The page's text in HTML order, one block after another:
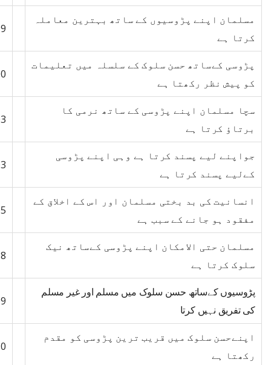
مسلمان اپنے پڑوسیوں کے ساتھ بہترین معاملہ
کرتا ہے
پڑوسی کےساتھ حسن سلوک کے سلسلہ میں تعلیمات
کو پیش نظر رکھتا ہے
سچا مسلمان اپنے پڑوسی کے ساتھ نرمی کا
برتاؤ کرتا ہے
جواپنے لیے پسند کرتا ہے وہی اپنے پڑوسی
کےلیے پسند کرتا ہے
انسانیت کی بد بختی مسلمان اور اس کے اخلاق کے
مفقود ہو جانے کے سبب ہے
مسلمان حتی الامکان اپنے پڑوسی کےساتھ نیک
سلوک کرتا ہے
پڑوسیوں کےساتھ حسن سلوک میں مسلم اور غیر مسلم
کی تفریق نہیں کرتا
اپنےحسن سلوک میں قریب ترین پڑوسی کو مقدم
رکھتا ہے